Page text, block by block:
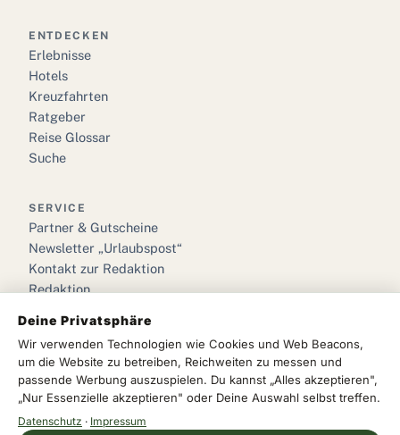
ENTDECKEN
Erlebnisse
Hotels
Kreuzfahrten
Ratgeber
Reise Glossar
Suche
SERVICE
Partner & Gutscheine
Newsletter „Urlaubspost“
Kontakt zur Redaktion
Redaktion
RECHTLICHES
Impressum
Datenschutz
Cookie-Einstellungen
Deine Privatsphäre
Wir verwenden Technologien wie Cookies und Web Beacons,
um die Website zu betreiben, Reichweiten zu messen und
passende Werbung auszuspielen. Du kannst „Alles akzeptieren",
„Nur Essenzielle akzeptieren" oder Deine Auswahl selbst treffen.
Datenschutz · Impressum